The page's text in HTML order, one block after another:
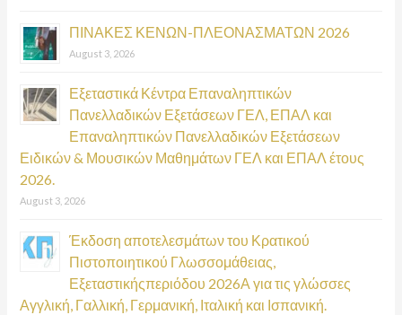
ΠΙΝΑΚΕΣ ΚΕΝΩΝ-ΠΛΕΟΝΑΣΜΑΤΩΝ 2026
August 3, 2026
Εξεταστικά Κέντρα Επαναληπτικών
Πανελλαδικών Εξετάσεων ΓΕΛ, ΕΠΑΛ και
Επαναληπτικών Πανελλαδικών Εξετάσεων
Ειδικών & Μουσικών Μαθημάτων ΓΕΛ και ΕΠΑΛ έτους
2026.
August 3, 2026
Έκδοση αποτελεσμάτων του Κρατικού
Πιστοποιητικού Γλωσσομάθειας,
Εξεταστικήςπεριόδου 2026Α για τις γλώσσες
Αγγλική, Γαλλική, Γερμανική, Ιταλική και Ισπανική.